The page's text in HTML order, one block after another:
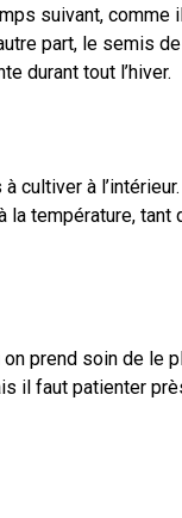
suivant, comme
part, le semis
durant tout l’hiver.
cultiver à
température, tant
prend soin de le
il faut patienter